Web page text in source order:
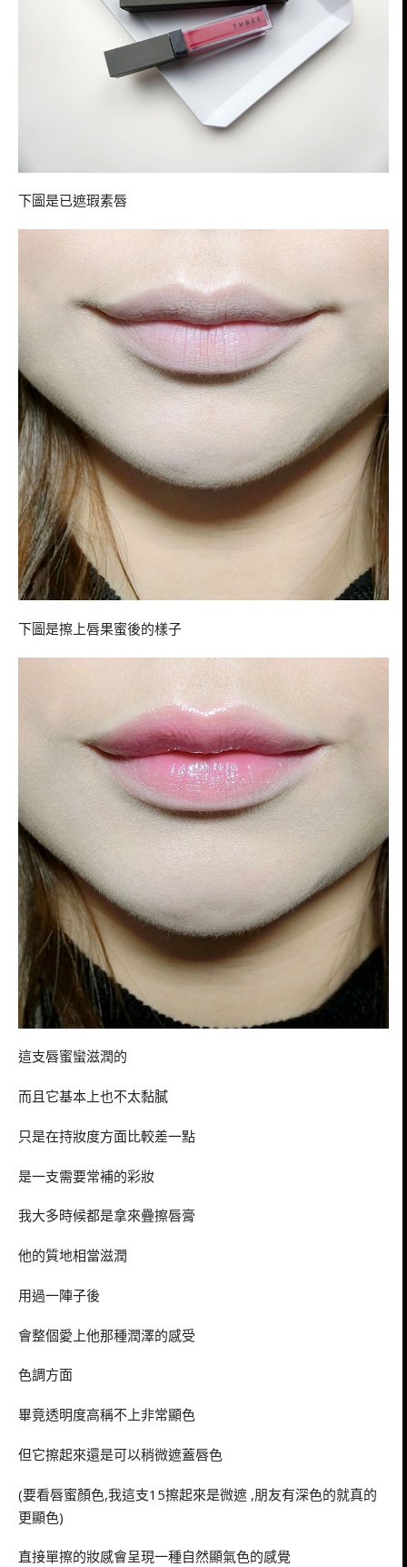
下圖是已遮瑕素唇
下圖是擦上唇果蜜後的樣子
這支唇蜜蠻滋潤的
而且它基本上也不太黏膩
只是在持妝度方面比較差一點
是一支需要常補的彩妝
我大多時候都是拿來疊擦唇膏
他的質地相當滋潤
用過一陣子後
會整個愛上他那種潤澤的感受
色調方面
畢竟透明度高稱不上非常顯色
但它擦起來還是可以稍微遮蓋唇色
(要看唇蜜顏色,我這支15擦起來是微遮 ,朋友有深色的就真的
更顯色)
直接單擦的妝感會呈現一種自然顯氣色的感覺